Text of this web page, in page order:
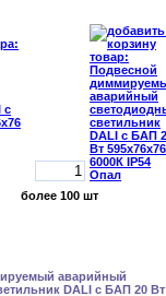
более 100 шт
аварийный
DALI с БАП 20 Вт